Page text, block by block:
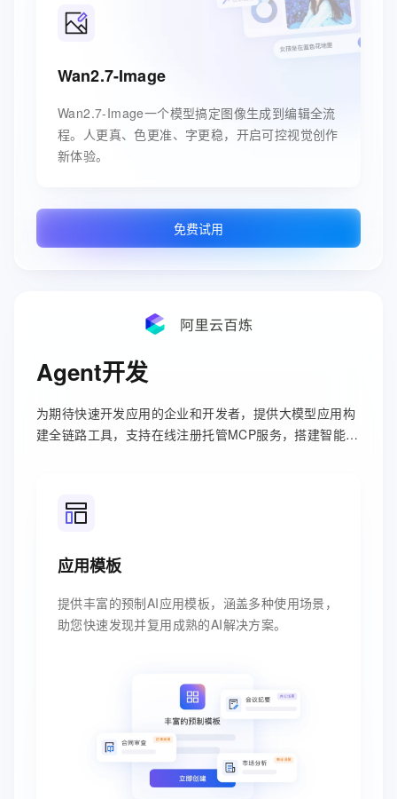
Wan2.7-Image
Wan2.7-Image一个模型搞定图像生成到编辑全流
程。人更真、色更准、字更稳，开启可控视觉创作
新体验。
免费试用
Agent开发
为期待快速开发应用的企业和开发者，提供大模型应用构
建全链路工具，支持在线注册托管MCP服务，搭建智能
应用模板
提供丰富的预制AI应用模板，涵盖多种使用场景，
助您快速发现并复用成熟的AI解决方案。